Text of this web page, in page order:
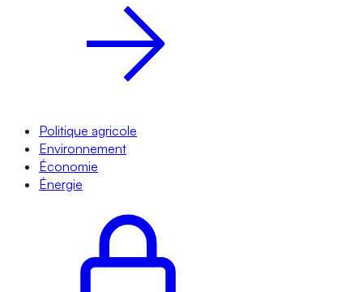
Politique agricole
Environnement
Économie
Énergie